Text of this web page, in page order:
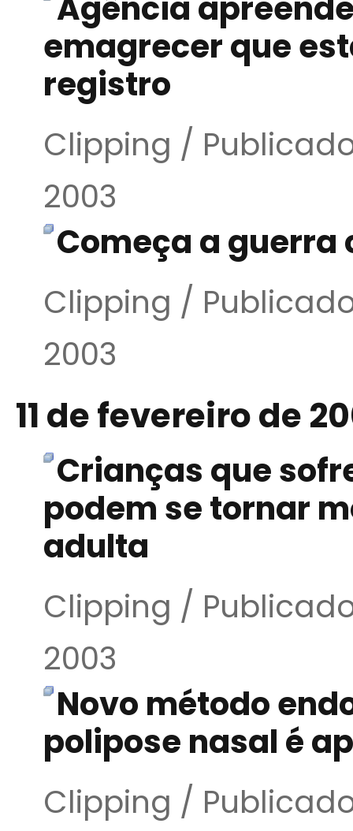
emagrecer que
registro
Clipping /
2003
Começa a
Clipping /
2003
11 de fevereiro de
Crianças que
podem se tornar
adulta
Clipping /
2003
Novo método
polipose nasal é
Clipping /